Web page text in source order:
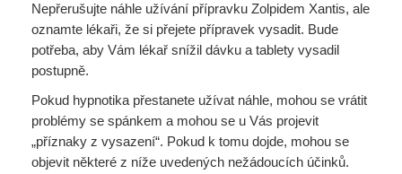
Nepřerušujte náhle užívání přípravku Zolpidem Xantis, ale
oznamte lékaři, že si přejete přípravek vysadit. Bude
potřeba, aby Vám lékař snížil dávku a tablety vysadil
postupně.
Pokud hypnotika přestanete užívat náhle, mohou se vrátit
problémy se spánkem a mohou se u Vás projevit
„příznaky z vysazení“. Pokud k tomu dojde, mohou se
objevit některé z níže uvedených nežádoucích účinků.